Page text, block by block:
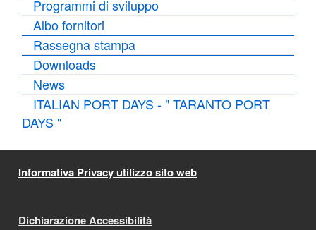
Programmi di sviluppo
Albo fornitori
Rassegna stampa
Downloads
News
ITALIAN PORT DAYS - " TARANTO PORT
DAYS "
Informativa Privacy utilizzo sito web
Dichiarazione Accessibilità